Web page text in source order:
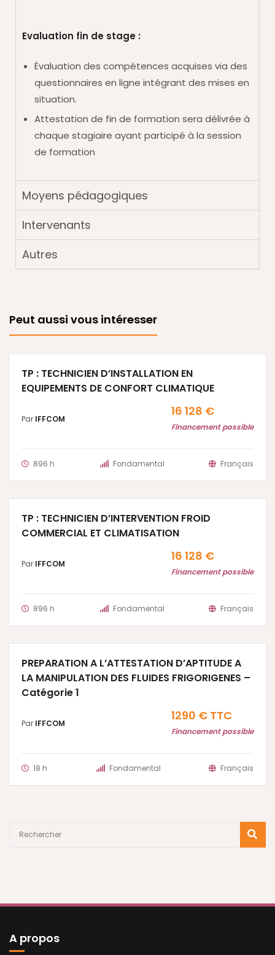
Evaluation fin de stage :
Évaluation des compétences acquises via des
questionnaires en ligne intégrant des mises en
situation.
Attestation de fin de formation sera délivrée à
chaque stagiaire ayant participé à la session
de formation
Moyens pédagogiques
Intervenants
Autres
Peut aussi vous intéresser
TP : TECHNICIEN D’INSTALLATION EN
EQUIPEMENTS DE CONFORT CLIMATIQUE
Par IFFCOM
16 128 €
Financement possible
896 h Fondamental Français
TP : TECHNICIEN D’INTERVENTION FROID
COMMERCIAL ET CLIMATISATION
Par IFFCOM
16 128 €
Financement possible
896 h Fondamental Français
PREPARATION A L’ATTESTATION D’APTITUDE A
LA MANIPULATION DES FLUIDES FRIGORIGENES –
Catégorie 1
Par IFFCOM
1290 € TTC
Financement possible
18 h Fondamental Français
A propos